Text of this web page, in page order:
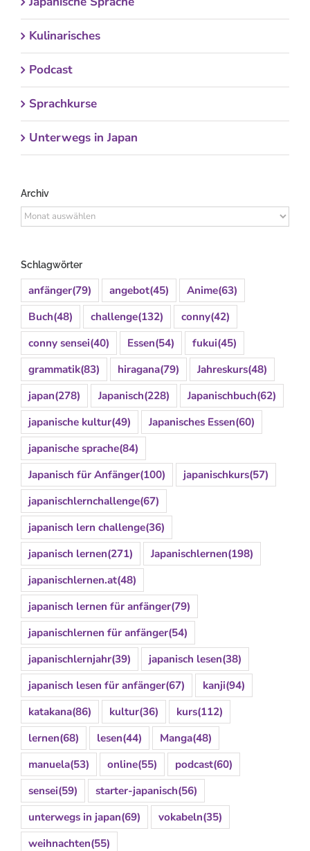
Kulinarisches
Podcast
Sprachkurse
Unterwegs in Japan
Archiv
Archiv
Schlagwörter
anfänger(79) angebot(45) Anime(63)
Buch(48) challenge(132) conny(42)
conny sensei(40) Essen(54) fukui(45)
grammatik(83) hiragana(79) Jahreskurs(48)
japan(278) Japanisch(228) Japanischbuch(62)
japanische kultur(49) Japanisches Essen(60)
japanische sprache(84)
Japanisch für Anfänger(100) japanischkurs(57)
japanischlernchallenge(67)
japanisch lern challenge(36)
japanisch lernen(271) Japanischlernen(198)
japanischlernen.at(48)
japanisch lernen für anfänger(79)
japanischlernen für anfänger(54)
japanischlernjahr(39) japanisch lesen(38)
japanisch lesen für anfänger(67) kanji(94)
katakana(86) kultur(36) kurs(112)
lernen(68) lesen(44) Manga(48)
manuela(53) online(55) podcast(60)
sensei(59) starter-japanisch(56)
unterwegs in japan(69) vokabeln(35)
weihnachten(55)